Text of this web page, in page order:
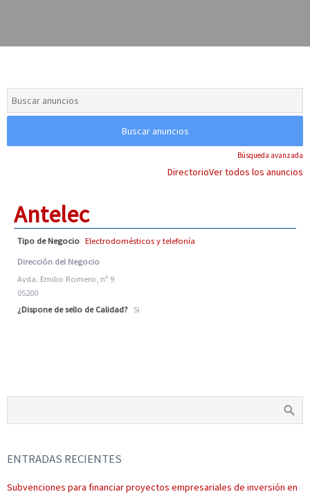
Búsqueda avanzada
DirectorioVer todos los anuncios
Antelec
Tipo de Negocio Electrodomésticos y telefonía
Dirección del Negocio
Avda. Emilio Romero, nº 9
05200
¿Dispone de sello de Calidad? Si
ENTRADAS RECIENTES
Subvenciones para financiar proyectos empresariales de inversión en